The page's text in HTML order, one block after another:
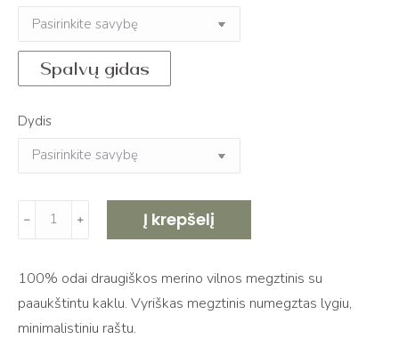
Spalvų gidas
Dydis
produkto
kiekis:
vilnos
megztinis
lygiu
﹣ ﹢ Į krepšelį
100% odai draugiškos merino vilnos megztinis su
paaukštintu kaklu. Vyriškas megztinis numegztas lygiu,
minimalistiniu raštu.